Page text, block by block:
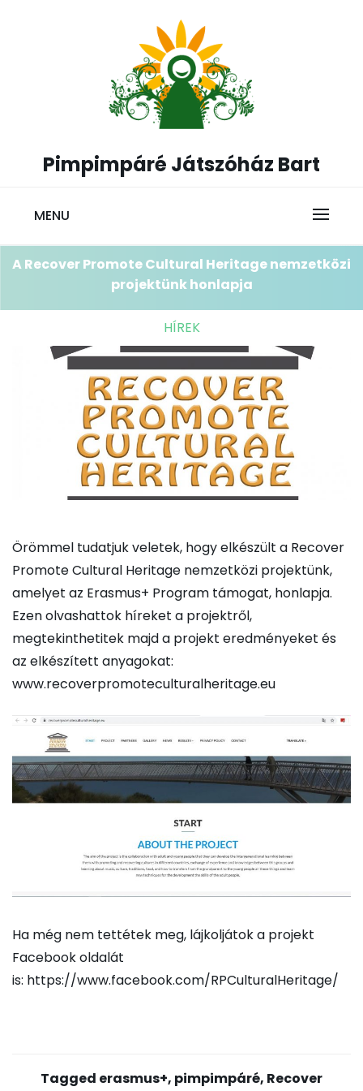
Pimpimpáré Játszóház Bart
MENU
A Recover Promote Cultural Heritage nemzetközi
projektünk honlapja
HÍREK
Örömmel tudatjuk veletek, hogy elkészült a Recover
Promote Cultural Heritage nemzetközi projektünk,
amelyet az Erasmus+ Program támogat, honlapja.
Ezen olvashattok híreket a projektről,
megtekinthetitek majd a projekt eredményeket és
az elkészített anyagokat:
www.recoverpromoteculturalheritage.eu
Ha még nem tettétek meg, lájkoljátok a projekt
Facebook oldalát
is: https://www.facebook.com/RPCulturalHeritage/
Tagged erasmus+, pimpimpáré, Recover